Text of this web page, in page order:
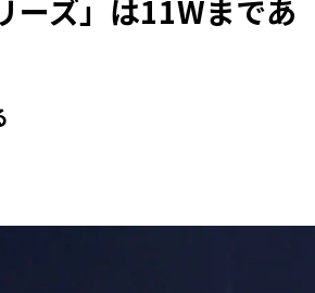
ーズ」は11Wまであ